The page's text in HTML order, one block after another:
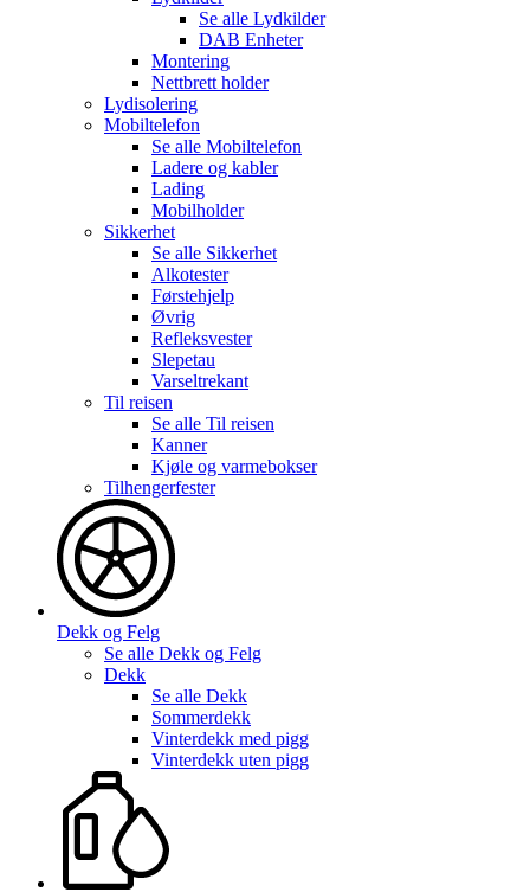
Se alle Lydkilder
DAB Enheter
Montering
Nettbrett holder
Lydisolering
Mobiltelefon
Se alle Mobiltelefon
Ladere og kabler
Lading
Mobilholder
Sikkerhet
Se alle Sikkerhet
Alkotester
Førstehjelp
Øvrig
Refleksvester
Slepetau
Varseltrekant
Til reisen
Se alle Til reisen
Kanner
Kjøle og varmebokser
Tilhengerfester
Dekk og Felg
Se alle Dekk og Felg
Dekk
Se alle Dekk
Sommerdekk
Vinterdekk med pigg
Vinterdekk uten pigg